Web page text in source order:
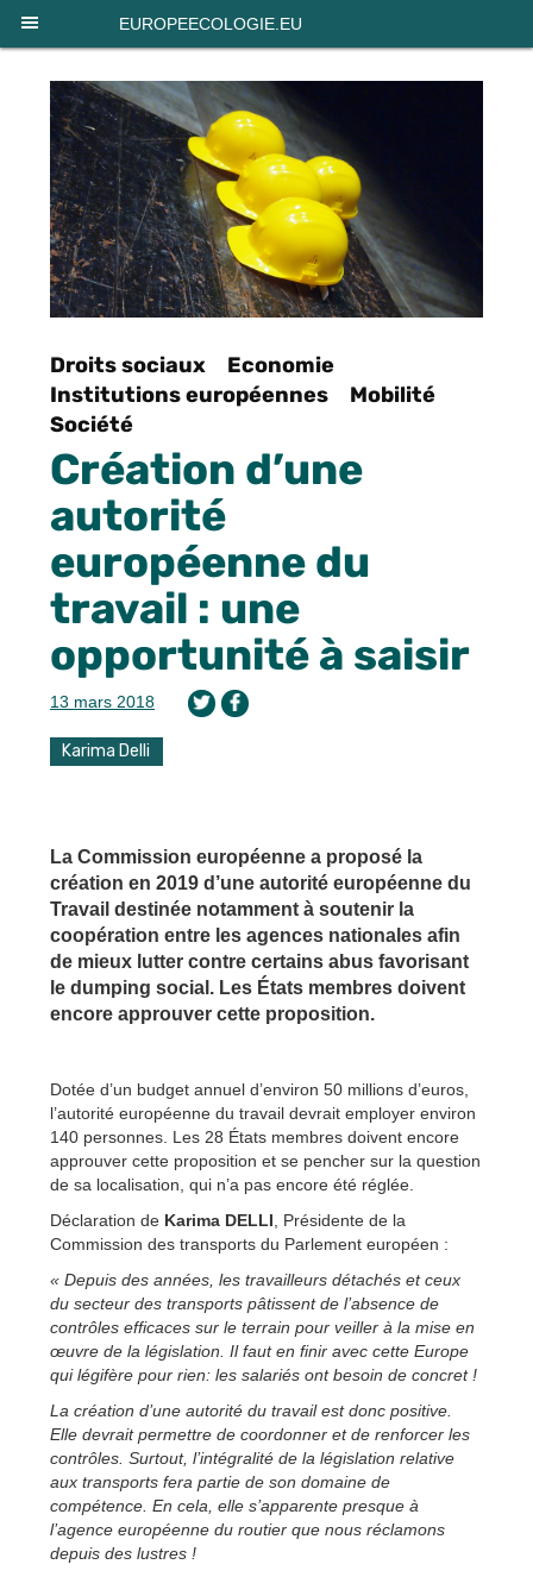
EUROPEECOLOGIE.EU
Droits sociaux
Economie
Institutions européennes
Mobilité
Société
Création d’une
autorité
européenne du
travail : une
opportunité à saisir
13 mars 2018
Karima Delli
La Commission européenne a proposé la
création en 2019 d’une autorité européenne du
Travail destinée notamment à soutenir la
coopération entre les agences nationales afin
de mieux lutter contre certains abus favorisant
le dumping social. Les États membres doivent
encore approuver cette proposition.
Dotée d’un budget annuel d’environ 50 millions d’euros,
l’autorité européenne du travail devrait employer environ
140 personnes. Les 28 États membres doivent encore
approuver cette proposition et se pencher sur la question
de sa localisation, qui n’a pas encore été réglée.
Déclaration de Karima DELLI , Présidente de la
Commission des transports du Parlement européen :
« Depuis des années, les travailleurs détachés et ceux
du secteur des transports pâtissent de l’absence de
contrôles efficaces sur le terrain pour veiller à la mise en
œuvre de la législation. Il faut en finir avec cette Europe
qui légifère pour rien: les salariés ont besoin de concret !
La création d’une autorité du travail est donc positive.
Elle devrait permettre de coordonner et de renforcer les
contrôles. Surtout, l’intégralité de la législation relative
aux transports fera partie de son domaine de
compétence. En cela, elle s’apparente presque à
l’agence européenne du routier que nous réclamons
depuis des lustres !